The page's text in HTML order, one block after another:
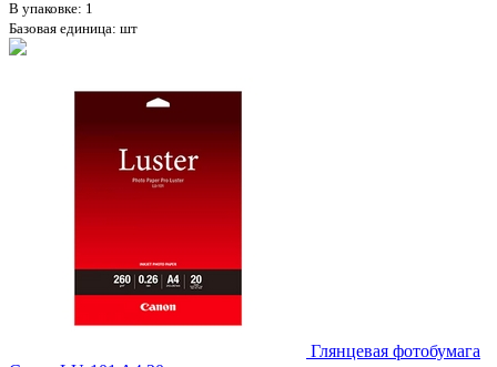
В упаковке: 1
Базовая единица: шт
Глянцевая фотобумага